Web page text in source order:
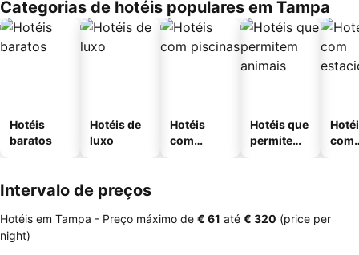
Categorias de hotéis populares em Tampa
Hotéis
baratos
Hotéis de
luxo
Hotéis
com
Hotéis que
permitem
com
Intervalo de preços
Hotéis em Tampa - Preço máximo de ‎€ 61 até ‎€ 320 (price per
night)